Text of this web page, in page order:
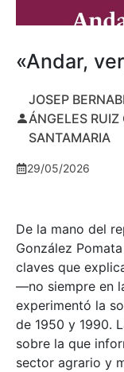
«Andar,
JOSEP
ÁNGELES
SANTAMARIA
29/05/2026
De la mano del
González
claves que
—no siempre en
experimentó la
de 1950 y 1990.
sobre la que
sector agrario y